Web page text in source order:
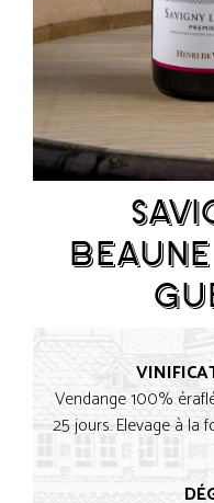
Vendange 100%
25 jours. Elevage à la